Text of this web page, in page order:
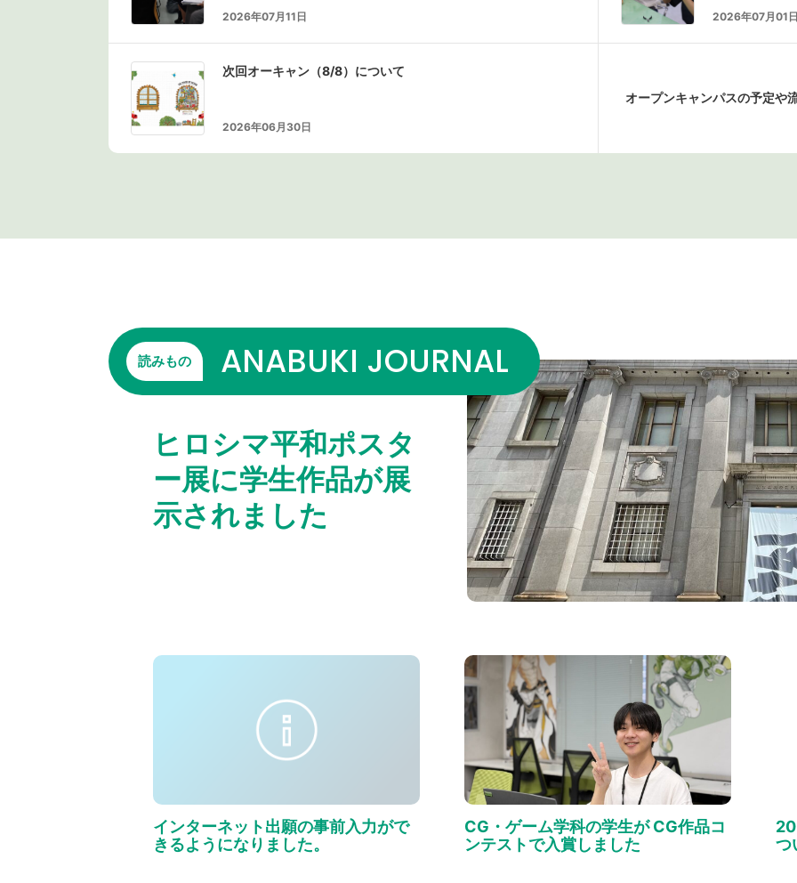
2026年07月11日 2026年07月01
次回オーキャン（8/8）について
2026年06月30日
オープンキャンパスの予定や
読みもの ANABUKI JOURNAL
ヒロシマ平和ポスタ
ー展に学生作品が展
示されました
インターネット出願の事前入力がで
きるようになりました。
CG・ゲーム学科の学生が CG作品コ
ンテストで入賞しました
つ